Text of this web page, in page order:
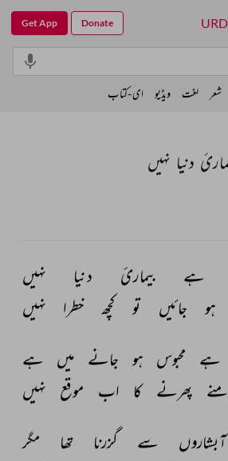
دنیا نہیں
ہے بیماریٔ دنیا
نہیں
ہو جائیں تو کچھ خطرا نہیں
ہے محبوس ہو جانے میں
ہے
پھرنے کا اب موقع نہیں
آبشاروں سے گزرنا تھا
مگر
URD
Get App Donate
شعر لغت ویڈیو ای-کتاب